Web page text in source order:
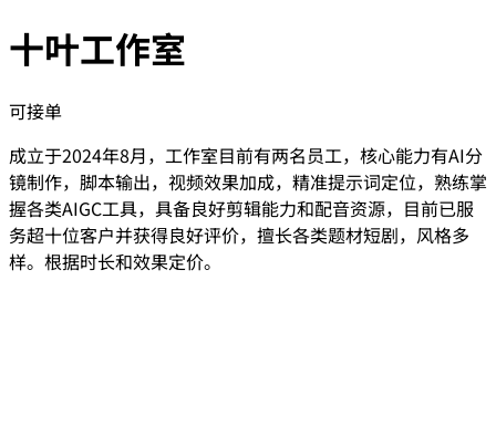
十叶工作室
可接单
成立于2024年8月，工作室目前有两名员工，核心能力有AI分
镜制作，脚本输出，视频效果加成，精准提示词定位，熟练掌
握各类AIGC工具，具备良好剪辑能力和配音资源，目前已服
务超十位客户并获得良好评价，擅长各类题材短剧，风格多
样。根据时长和效果定价。